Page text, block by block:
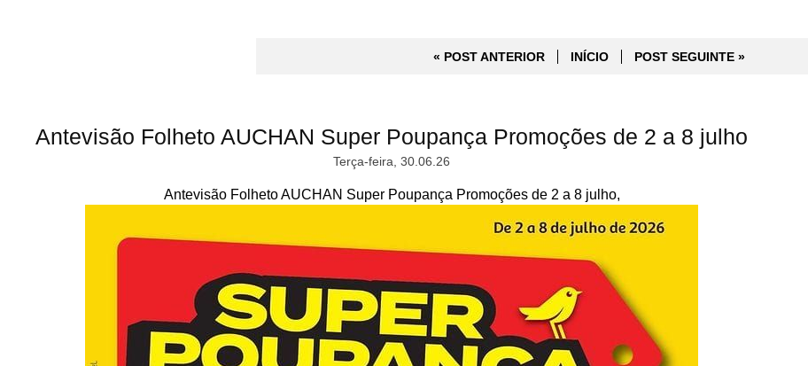
« POST ANTERIOR INÍCIO POST SEGUINTE »
Antevisão Folheto AUCHAN Super Poupança Promoções de 2 a 8 julho
Terça-feira, 30.06.26
Antevisão Folheto AUCHAN Super Poupança Promoções de 2 a 8 julho,